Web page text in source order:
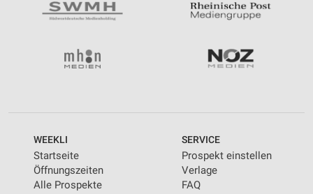
WEEKLI
Startseite
Öffnungszeiten
Alle Prospekte
SERVICE
Prospekt einstellen
Verlage
FAQ